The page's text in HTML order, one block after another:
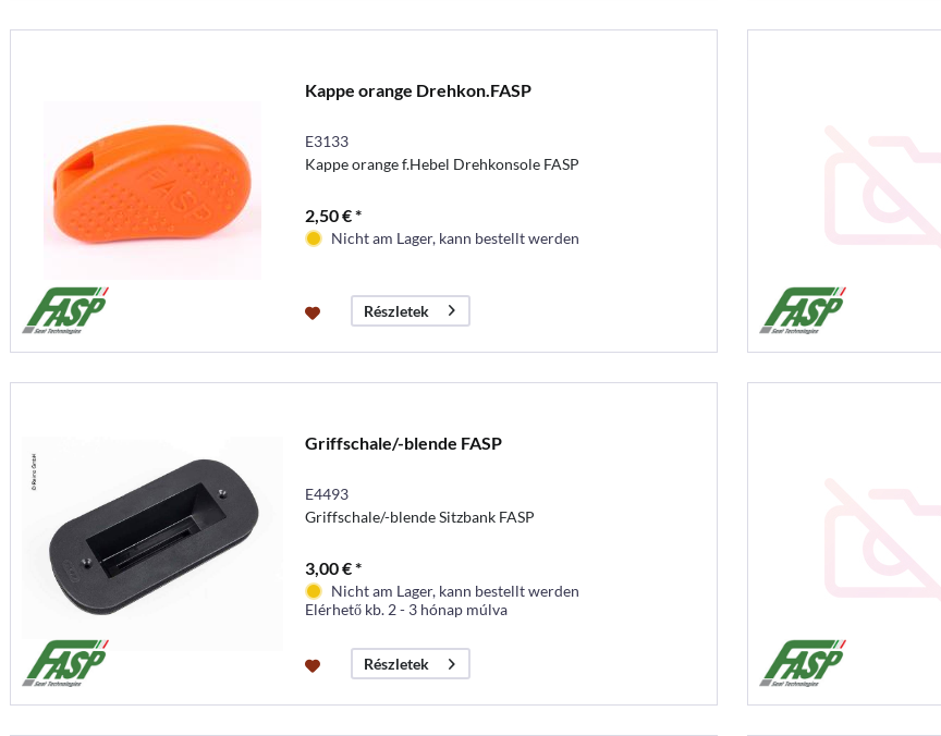
Kappe orange Drehkon.FASP
E3133
Kappe orange f.Hebel Drehkonsole FASP
2,50 € *
Nicht am Lager, kann bestellt werden
Részletek
Griffschale/-blende FASP
E4493
Griffschale/-blende Sitzbank FASP
3,00 € *
Nicht am Lager, kann bestellt werden
Elérhető kb. 2 - 3 hónap múlva
Részletek